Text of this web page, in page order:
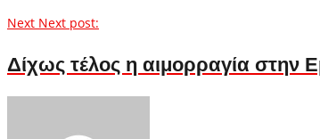
Next Next post:
Δίχως τέλος η αιμορραγία στην